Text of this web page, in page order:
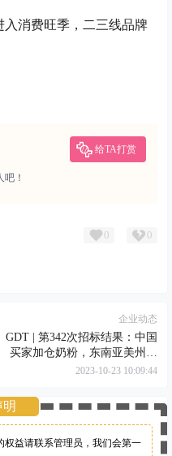
消费旺季，二三线品牌
给TA打赏
！
0 0
企业动态
GDT | 第342次招标结果：中国
买家加仓奶粉，东南亚美州突
击无水
2023-10-23 10:09:44
益请联系管理员， 我们会第一